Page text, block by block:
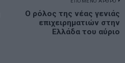
Ο ρόλος της νέας γενιάς
επιχειρηματιών στην
Ελλάδα του αύριο